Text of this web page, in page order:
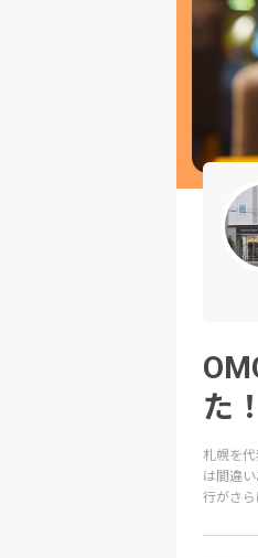
た
札幌を
は間違
行がさら